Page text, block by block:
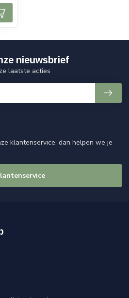
klantenservice, dan helpen we je
nieuwsbrief
laatste acties